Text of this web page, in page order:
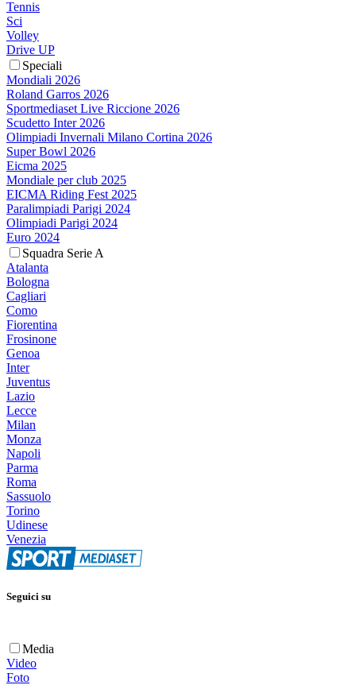
Tennis
Sci
Volley
Drive UP
Speciali
Mondiali 2026
Roland Garros 2026
Sportmediaset Live Riccione 2026
Scudetto Inter 2026
Olimpiadi Invernali Milano Cortina 2026
Super Bowl 2026
Eicma 2025
Mondiale per club 2025
EICMA Riding Fest 2025
Paralimpiadi Parigi 2024
Olimpiadi Parigi 2024
Euro 2024
Squadra Serie A
Atalanta
Bologna
Cagliari
Como
Fiorentina
Frosinone
Genoa
Inter
Juventus
Lazio
Lecce
Milan
Monza
Napoli
Parma
Roma
Sassuolo
Torino
Udinese
Venezia
Seguici su
Media
Video
Foto